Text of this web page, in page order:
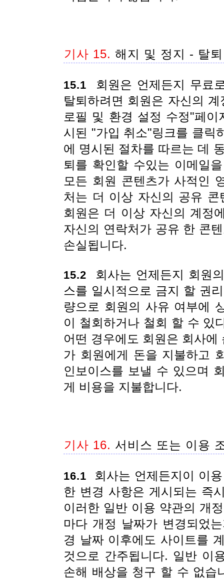
기사 15. 해지 및 정지 - 탈퇴
15.1 회원은 언제든지 무료
탈퇴하려면 회원은 자신의
로필 및 환경 설정 수정"페
시된 "가입 취소"링크를 클릭
에 명시된 절차를 따르는 데
퇴를 확인할 수있는 이메일
모든 회원 콘텐츠가 사적인
처는 더 이상 자신의 공유
회원은 더 이상 자신의 계정
자신의 연락처가 공유 한 콘
손실됩니다.
15.2 회사는 언제든지 회원
스를 일시적으로 금지 할 권
량으로 회원의 사유 여부에
이 철회하거나 철회 할 수 있
어떤 경우에도 회원은 회사
가 회원에게 돈을 지불하고
인보이스를 보낼 수 있으며
게 비용을 지불합니다.
기사 16. 서비스 또는 이용
16.1 회사는 언제든지이 이
한 변경 사항은 게시되는 즉
이러한 일반 이용 약관의 개
마다 개정 날짜가 변경되었
경 날짜 이후에도 사이트를
것으로 간주됩니다. 일반 이
손해 배상을 청구 할 수 없습